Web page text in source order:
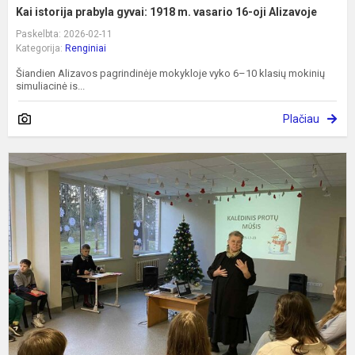
Kai istorija prabyla gyvai: 1918 m. vasario 16-oji Alizavoje
Paskelbta: 2026-02-11
Kategorija: Renginiai
Šiandien Alizavos pagrindinėje mokykloje vyko 6–10 klasių mokinių
simuliacinė is...
Plačiau